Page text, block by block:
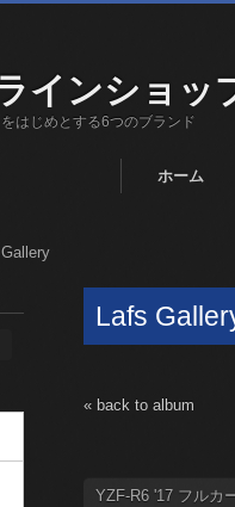
ンショッ
はじめとする6つのブランド
ホーム
Lafs
« back to album
YZF-R6 '17 フルカ